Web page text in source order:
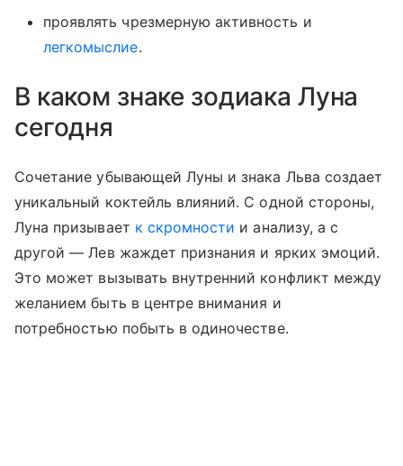
проявлять чрезмерную активность и
легкомыслие.
В каком знаке зодиака Луна
сегодня
Сочетание убывающей Луны и знака Льва создает
уникальный коктейль влияний. С одной стороны,
Луна призывает к скромности и анализу, а с
другой — Лев жаждет признания и ярких эмоций.
Это может вызывать внутренний конфликт между
желанием быть в центре внимания и
потребностью побыть в одиночестве.